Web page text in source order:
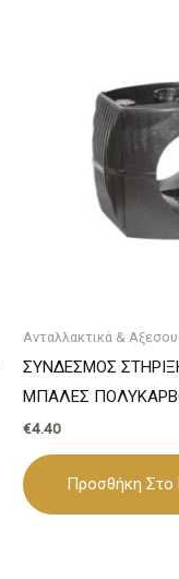
Ανταλλακτικά &
ΣΥΝΔΕΣΜΟΣ
ΜΠΑΛΕΣ
€4.40
Προσθήκη Στο